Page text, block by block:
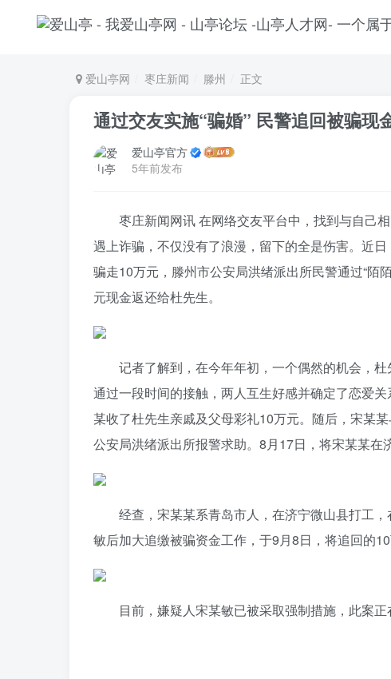
爱山亭网 枣庄新闻 滕州 正文
通过交友实施“骗婚” 民警追回被骗现
爱山亭官方
5年前发布
枣庄新闻网讯 在网络交友平台中，找到与自己
遇上诈骗，不仅没有了浪漫，留下的全是伤害。近
骗走10万元，滕州市公安局洪绪派出所民警通过“陌
元现金返还给杜先生。
记者了解到，在今年年初，一个偶然的机会，
通过一段时间的接触，两人互生好感并确定了恋爱
某收了杜先生亲戚及父母彩礼10万元。随后，宋某
公安局洪绪派出所报警求助。8月17日，将宋某某在
经查，宋某某系青岛市人，在济宁微山县打工
敏后加大追缴被骗资金工作，于9月8日，将追回的10
目前，嫌疑人宋某敏已被采取强制措施，此案正